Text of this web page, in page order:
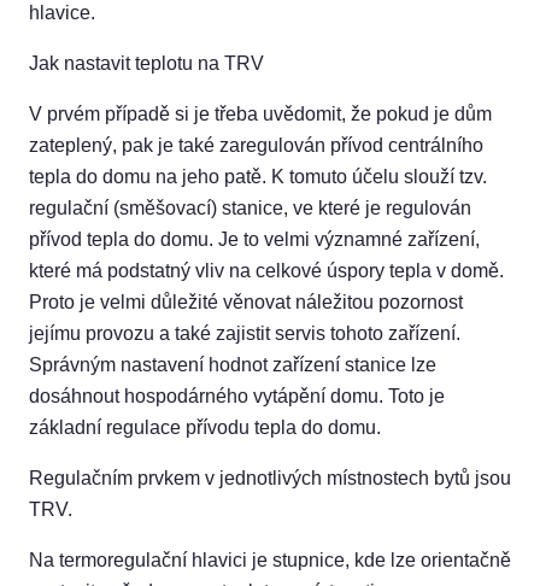
hlavice.
Jak nastavit teplotu na TRV
V prvém případě si je třeba uvědomit, že pokud je dům
zateplený, pak je také zaregulován přívod centrálního
tepla do domu na jeho patě. K tomuto účelu slouží tzv.
regulační (směšovací) stanice, ve které je regulován
přívod tepla do domu. Je to velmi významné zařízení,
které má podstatný vliv na celkové úspory tepla v domě.
Proto je velmi důležité věnovat náležitou pozornost
jejímu provozu a také zajistit servis tohoto zařízení.
Správným nastavení hodnot zařízení stanice lze
dosáhnout hospodárného vytápění domu. Toto je
základní regulace přívodu tepla do domu.
Regulačním prvkem v jednotlivých místnostech bytů jsou
TRV.
Na termoregulační hlavici je stupnice, kde lze orientačně